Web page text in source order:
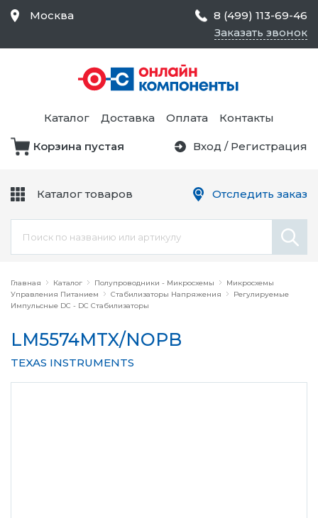
Главная Каталог Полупроводники - Микросхемы
Микросхемы
Управления Питанием
Стабилизаторы Напряжения
Регулируемые
Импульсные DC - DC Стабилизаторы
LM5574MTX/NOPB
TEXAS INSTRUMENTS
Москва
8 (499) 113-69-46
Заказать звонок
Каталог Доставка Оплата Контакты
Корзина пустая Вход / Регистрация
Каталог товаров
Средства Контроля
Статического
Электричества и
Безопасности,
Товары для Чистых
Цепи
Оборудование
Отследить заказ